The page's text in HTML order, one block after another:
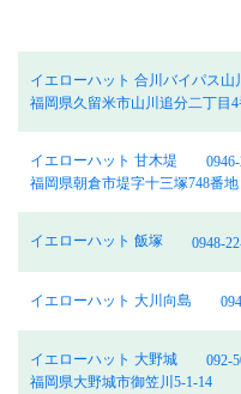
イエローハット 合川バイパス山
福岡県久留米市山川追分二丁目4
イエローハット 甘木堤
福岡県朝倉市堤字十三塚748番地
イエローハット 飯塚 0948-
イエローハット 大川向島
イエローハット 大野城
092-
福岡県大野城市御笠川5-1-14